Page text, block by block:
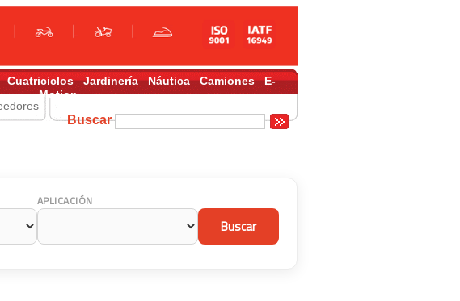
Cuatriciclos Jardinería Náutica Camiones
E-
Motion
Buscar
APLICACIÓN